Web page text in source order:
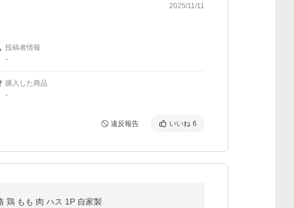
2025/11/11
投稿者情報
-
購入した商品
-
違反報告 いいね 6
鶏 もも 肉 ハス 1P 自家製